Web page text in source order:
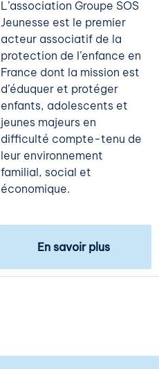
L’association Groupe SOS
Jeunesse est le premier
acteur associatif de la
protection de l’enfance en
France dont la mission est
d’éduquer et protéger
enfants, adolescents et
jeunes majeurs en
difficulté compte-tenu de
leur environnement
familial, social et
économique.
En savoir plus